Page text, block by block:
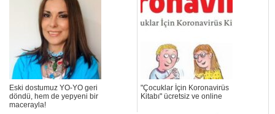
Eski dostumuz YO-YO geri
döndü, hem de yepyeni bir
macerayla!
"Çocuklar İçin Koronavirüs
Kitabı" ücretsiz ve online